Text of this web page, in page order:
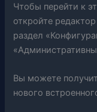
Чтобы перейти к
откройте
раздел
Вы можете
нового